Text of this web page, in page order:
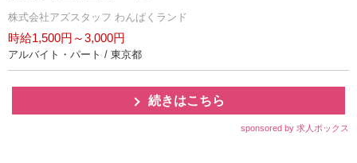
株式会社アズスタッフ わんぱくランド
時給1,500円～3,000円
アルバイト・パート / 東京都
続きはこちら
sponsored by 求人ボックス